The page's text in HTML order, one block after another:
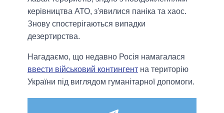
керівництва АТО, з'явилися паніка та хаос.
Знову спостерігаються випадки
дезертирства.
Нагадаємо, що недавно Росія намагалася
ввести військовий контингент на територію
України під виглядом гуманітарної допомоги.